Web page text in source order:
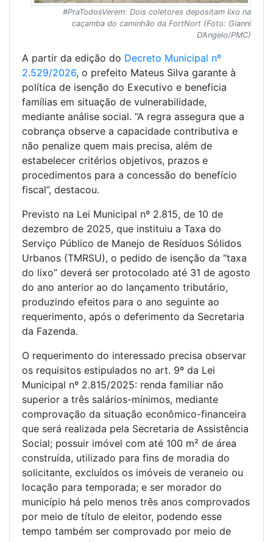
#PraTodosVerem: Dois coletores depositam lixo na
caçamba do caminhão da FortNort (Foto: Gianni
D’Angelo/PMC)
A partir da edição do Decreto Municipal nº
2.529/2026, o prefeito Mateus Silva garante à
política de isenção do Executivo e beneficia
famílias em situação de vulnerabilidade,
mediante análise social. “A regra assegura que a
cobrança observe a capacidade contributiva e
não penalize quem mais precisa, além de
estabelecer critérios objetivos, prazos e
procedimentos para a concessão do benefício
fiscal”, destacou.
Previsto na Lei Municipal nº 2.815, de 10 de
dezembro de 2025, que instituiu a Taxa do
Serviço Público de Manejo de Resíduos Sólidos
Urbanos (TMRSU), o pedido de isenção da “taxa
do lixo” deverá ser protocolado até 31 de agosto
do ano anterior ao do lançamento tributário,
produzindo efeitos para o ano seguinte ao
requerimento, após o deferimento da Secretaria
da Fazenda.
O requerimento do interessado precisa observar
os requisitos estipulados no art. 9º da Lei
Municipal nº 2.815/2025: renda familiar não
superior a três salários-mínimos, mediante
comprovação da situação econômico-financeira
que será realizada pela Secretaria de Assistência
Social; possuir imóvel com até 100 m² de área
construída, utilizado para fins de moradia do
solicitante, excluídos os imóveis de veraneio ou
locação para temporada; e ser morador do
município há pelo menos três anos comprovados
por meio de título de eleitor, podendo esse
tempo também ser comprovado por meio de